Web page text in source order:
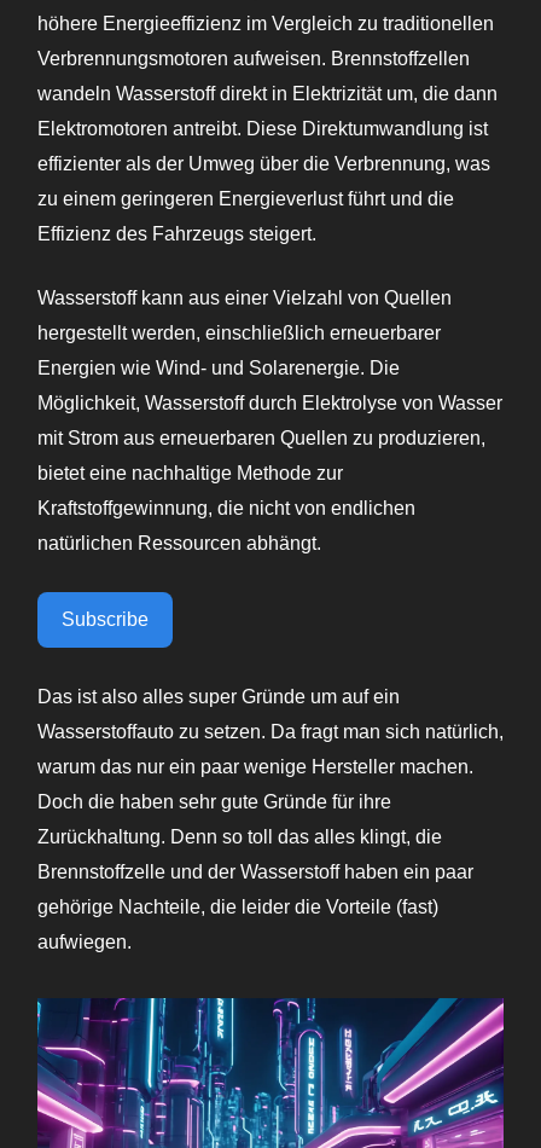
höhere Energieeffizienz im Vergleich zu traditionellen
Verbrennungsmotoren aufweisen. Brennstoffzellen
wandeln Wasserstoff direkt in Elektrizität um, die dann
Elektromotoren antreibt. Diese Direktumwandlung ist
effizienter als der Umweg über die Verbrennung, was
zu einem geringeren Energieverlust führt und die
Effizienz des Fahrzeugs steigert.
Wasserstoff kann aus einer Vielzahl von Quellen
hergestellt werden, einschließlich erneuerbarer
Energien wie Wind- und Solarenergie. Die
Möglichkeit, Wasserstoff durch Elektrolyse von Wasser
mit Strom aus erneuerbaren Quellen zu produzieren,
bietet eine nachhaltige Methode zur
Kraftstoffgewinnung, die nicht von endlichen
natürlichen Ressourcen abhängt.
Subscribe
Das ist also alles super Gründe um auf ein
Wasserstoffauto zu setzen. Da fragt man sich natürlich,
warum das nur ein paar wenige Hersteller machen.
Doch die haben sehr gute Gründe für ihre
Zurückhaltung. Denn so toll das alles klingt, die
Brennstoffzelle und der Wasserstoff haben ein paar
gehörige Nachteile, die leider die Vorteile (fast)
aufwiegen.